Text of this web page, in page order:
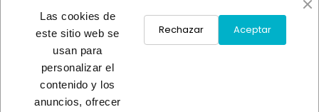
PERCHA BAÑO S/T INOX B-
FULL
A consultar
Las cookies de
este sitio web se
usan para
personalizar el
contenido y los
anuncios, ofrecer
Aceptar
Rechazar